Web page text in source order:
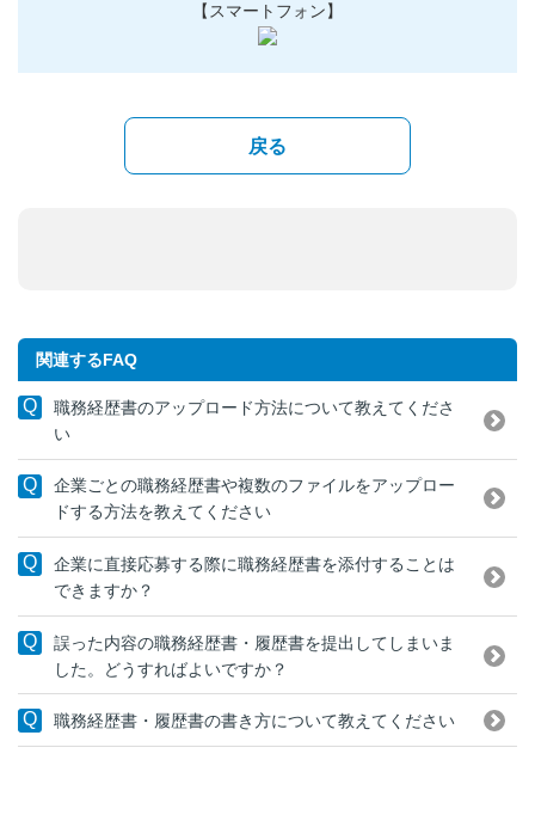
【スマートフォン】
戻る
関連するFAQ
職務経歴書のアップロード方法について教えてくださ
い
企業ごとの職務経歴書や複数のファイルをアップロー
ドする方法を教えてください
企業に直接応募する際に職務経歴書を添付することは
できますか？
誤った内容の職務経歴書・履歴書を提出してしまいま
した。どうすればよいですか？
職務経歴書・履歴書の書き方について教えてください